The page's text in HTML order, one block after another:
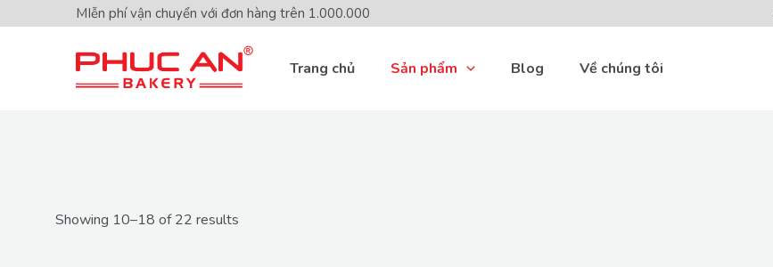
MIễn phí vận chuyển với đơn hàng trên 1.000.000
Trang chủ Sản phẩm Blog Về chúng tôi
Showing 10–18 of 22 results